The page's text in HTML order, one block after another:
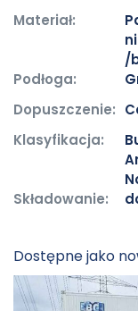
Materiał:
/
Podłoga:
Dopuszczenie:
Klasyfikacja:
Składowanie:
Dostępne jako